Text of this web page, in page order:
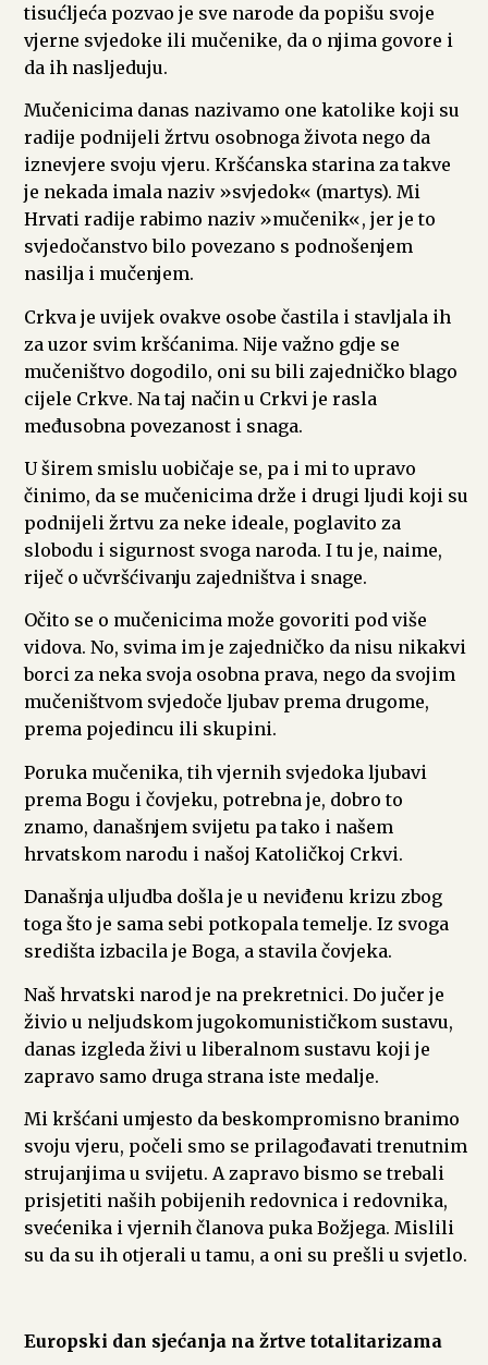
tisućljeća pozvao je sve narode da popišu svoje
vjerne svjedoke ili mučenike, da o njima govore i
da ih nasljeduju.
Mučenicima danas nazivamo one katolike koji su
radije podnijeli žrtvu osobnoga života nego da
iznevjere svoju vjeru. Kršćanska starina za takve
je nekada imala naziv »svjedok« (martys). Mi
Hrvati radije rabimo naziv »mučenik«, jer je to
svjedočanstvo bilo povezano s podnošenjem
nasilja i mučenjem.
Crkva je uvijek ovakve osobe častila i stavljala ih
za uzor svim kršćanima. Nije važno gdje se
mučeništvo dogodilo, oni su bili zajedničko blago
cijele Crkve. Na taj način u Crkvi je rasla
međusobna povezanost i snaga.
U širem smislu uobičaje se, pa i mi to upravo
činimo, da se mučenicima drže i drugi ljudi koji su
podnijeli žrtvu za neke ideale, poglavito za
slobodu i sigurnost svoga naroda. I tu je, naime,
riječ o učvršćivanju zajedništva i snage.
Očito se o mučenicima može govoriti pod više
vidova. No, svima im je zajedničko da nisu nikakvi
borci za neka svoja osobna prava, nego da svojim
mučeništvom svjedoče ljubav prema drugome,
prema pojedincu ili skupini.
Poruka mučenika, tih vjernih svjedoka ljubavi
prema Bogu i čovjeku, potrebna je, dobro to
znamo, današnjem svijetu pa tako i našem
hrvatskom narodu i našoj Katoličkoj Crkvi.
Današnja uljudba došla je u neviđenu krizu zbog
toga što je sama sebi potkopala temelje. Iz svoga
središta izbacila je Boga, a stavila čovjeka.
Naš hrvatski narod je na prekretnici. Do jučer je
živio u neljudskom jugokomunističkom sustavu,
danas izgleda živi u liberalnom sustavu koji je
zapravo samo druga strana iste medalje.
Mi kršćani umjesto da beskompromisno branimo
svoju vjeru, počeli smo se prilagođavati trenutnim
strujanjima u svijetu. A zapravo bismo se trebali
prisjetiti naših pobijenih redovnica i redovnika,
svećenika i vjernih članova puka Božjega. Mislili
su da su ih otjerali u tamu, a oni su prešli u svjetlo.
Europski dan sjećanja na žrtve totalitarizama